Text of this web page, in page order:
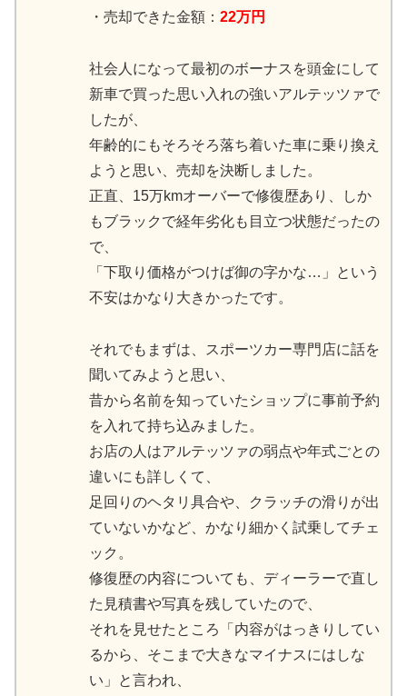
・売却できた金額： 22万円
社会人になって最初のボーナスを頭金にして
新車で買った思い入れの強いアルテッツァで
したが、
年齢的にもそろそろ落ち着いた車に乗り換え
ようと思い、売却を決断しました。
正直、15万kmオーバーで修復歴あり、しか
もブラックで経年劣化も目立つ状態だったの
で、
「下取り価格がつけば御の字かな…」という
不安はかなり大きかったです。
それでもまずは、スポーツカー専門店に話を
聞いてみようと思い、
昔から名前を知っていたショップに事前予約
を入れて持ち込みました。
お店の人はアルテッツァの弱点や年式ごとの
違いにも詳しくて、
足回りのヘタリ具合や、クラッチの滑りが出
ていないかなど、かなり細かく試乗してチェ
ック。
修復歴の内容についても、ディーラーで直し
た見積書や写真を残していたので、
それを見せたところ「内容がはっきりしてい
るから、そこまで大きなマイナスにはしな
い」と言われ、